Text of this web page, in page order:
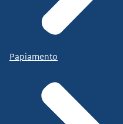
Papiamento